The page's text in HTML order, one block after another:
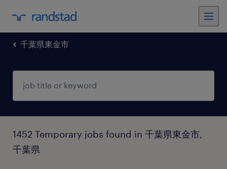
千葉県東金市
1452 Temporary jobs found in 千葉県東金市,
千葉県